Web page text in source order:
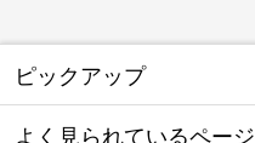
ピックアップ
よく見られているページ